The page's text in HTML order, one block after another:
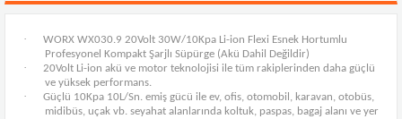
·
WORX WX030.9 20Volt 30W/10Kpa Li-ion Flexi Esnek Hortumlu
Profesyonel Kompakt Şarjlı Süpürge (Akü Dahil Değildir)
·
20Volt Li-ion akü ve motor teknolojisi ile tüm rakiplerinden daha güçlü
ve yüksek performans.
·
Güçlü 10Kpa 10L/Sn. emiş gücü ile ev, ofis, otomobil, karavan, otobüs,
midibüs, uçak vb. seyahat alanlarında koltuk, paspas, bagaj alanı ve yer